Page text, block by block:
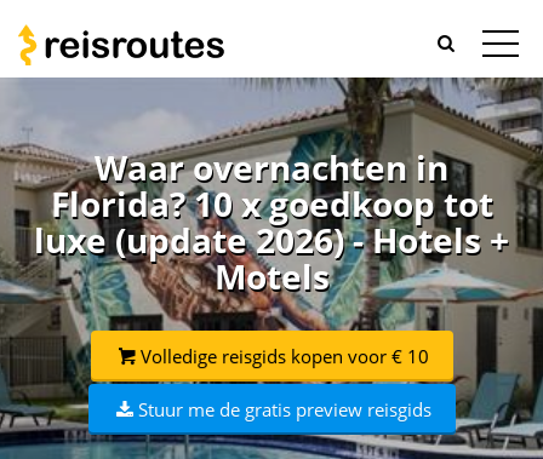
Waar overnachten in
Florida? 10 x goedkoop tot
luxe (update 2026) - Hotels +
Motels
Volledige reisgids kopen voor € 10
Stuur me de gratis preview reisgids